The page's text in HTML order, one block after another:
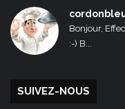
Bonjour,
:-) B...
SUIVEZ-NOUS